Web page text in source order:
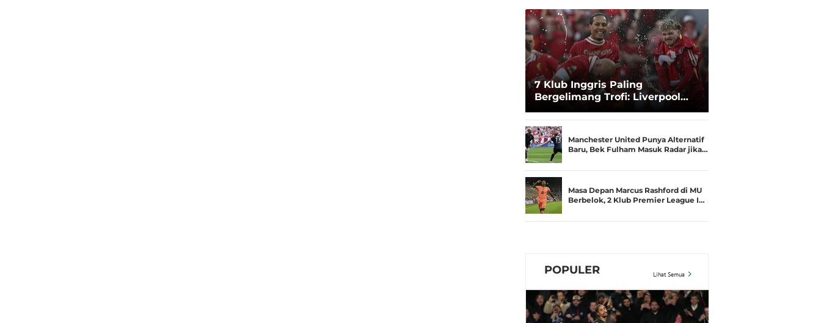
7 Klub Inggris Paling
Bergelimang Trofi: Liverpool
Manchester United Punya Alternatif
Baru, Bek Fulham Masuk Radar jika…
Masa Depan Marcus Rashford di MU
Berbelok, 2 Klub Premier League I…
POPULER Lihat Semua